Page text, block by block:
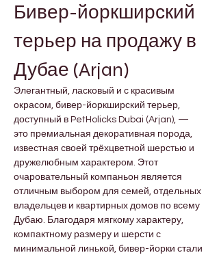
Бивер-йоркширский
терьер на продажу в
Дубае (Arjan)
Элегантный, ласковый и с красивым
окрасом, бивер-йоркширский терьер,
доступный в PetHolicks Dubai (Arjan), —
это премиальная декоративная порода,
известная своей трёхцветной шерстью и
дружелюбным характером. Этот
очаровательный компаньон является
отличным выбором для семей, отдельных
владельцев и квартирных домов по всему
Дубаю. Благодаря мягкому характеру,
компактному размеру и шерсти с
минимальной линькой, бивер-йорки стали